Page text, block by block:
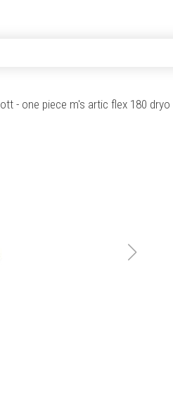
- one piece m's artic flex 180